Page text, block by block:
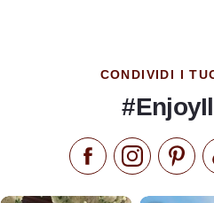
CONDIVIDI I
Metti "Mi piace" su
Seguici su
Visita